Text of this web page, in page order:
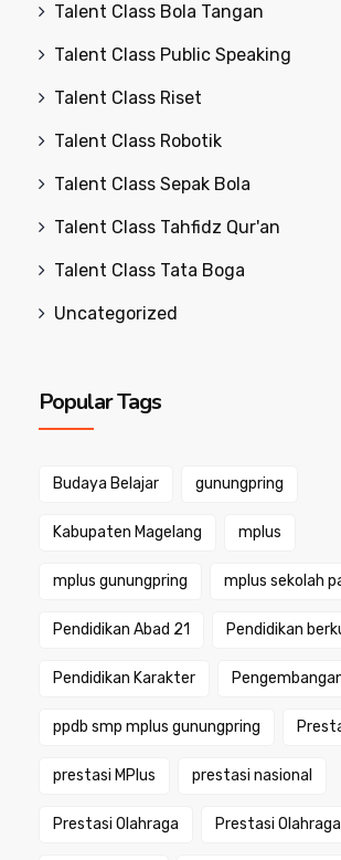
Talent Class Bola Tangan
Talent Class Public Speaking
Talent Class Riset
Talent Class Robotik
Talent Class Sepak Bola
Talent Class Tahfidz Qur'an
Talent Class Tata Boga
Uncategorized
Popular Tags
Budaya Belajar gunungpring
Kabupaten Magelang mplus
mplus gunungpring mplus sekolah
Pendidikan Abad 21 Pendidikan
Pendidikan Karakter
ppdb smp mplus gunungpring
prestasi MPlus prestasi nasional
Prestasi Olahraga Prestasi